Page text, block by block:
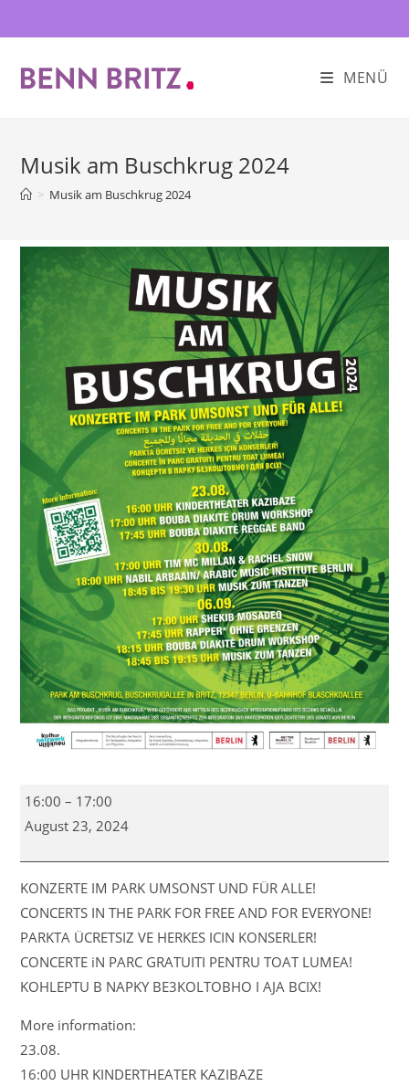
Inhalt
MENÜ
Musik am Buschkrug 2024
> Musik am Buschkrug 2024
Musik
am
2024
16:00 – 17:00
August 23, 2024
KONZERTE IM PARK UMSONST UND FÜR ALLE!
CONCERTS IN THE PARK FOR FREE AND FOR EVERYONE!
PARKTA ÜCRETSIZ VE HERKES ICIN KONSERLER!
CONCERTE iN PARC GRATUITI PENTRU TOAT LUMEA!
KOHLEPTU B NAPKY BE3KOLTOBHO I AJA BCIX!
More information:
23.08.
16:00 UHR KINDERTHEATER KAZIBAZE